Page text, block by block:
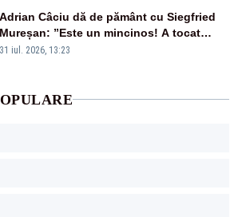
Adrian Câciu dă de pământ cu Siegfried
Mureșan: ”Este un mincinos! A tocat
fonduri europene la Bruxelles”
31 iul. 2026, 13:23